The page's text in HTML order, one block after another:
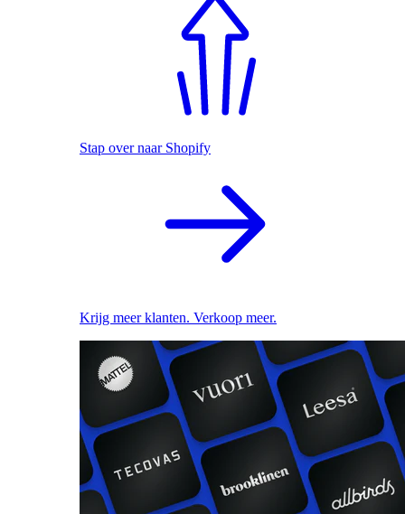
Stap over naar Shopify
Krijg meer klanten. Verkoop meer.